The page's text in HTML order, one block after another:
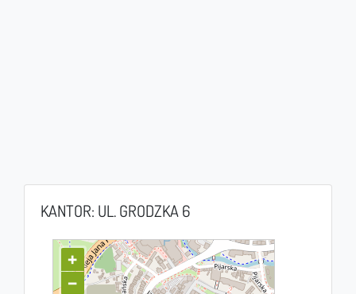
KANTOR: UL. GRODZKA 6
+
−